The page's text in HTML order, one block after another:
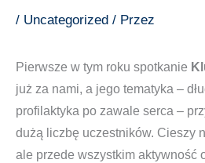
/ Uncategorized / Przez
Pierwsze w tym roku spotkanie
już za nami, a jego tematyka –
profilaktyka po zawale serca –
dużą liczbę uczestników. Cieszy
ale przede wszystkim aktywność